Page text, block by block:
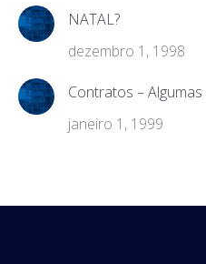
NATAL?
dezembro 1, 1998
Contratos –
janeiro 1, 1999